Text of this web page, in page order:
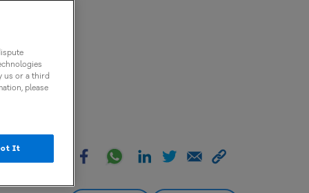
us or a third
please
It